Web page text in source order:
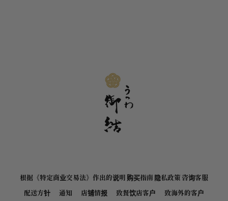
根据《特定商业交易法》作出的说明 购买指南 隐私政策 咨询客服
配送方针
通知 店铺情报 致餐饮店客户 致海外的客户